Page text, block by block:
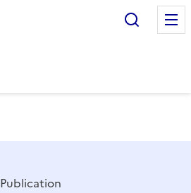
Publication